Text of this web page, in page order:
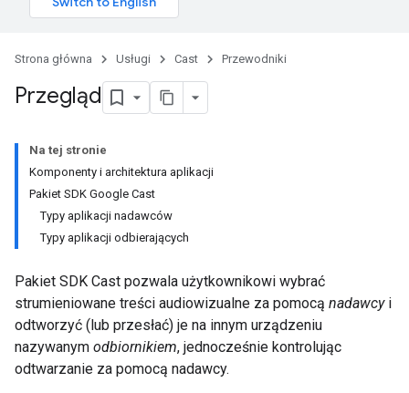
Strona główna Usługi Cast Przewodniki
Przegląd
Na tej stronie
Komponenty i architektura aplikacji
Pakiet SDK Google Cast
Typy aplikacji nadawców
Typy aplikacji odbierających
Pakiet SDK Cast pozwala użytkownikowi wybrać
strumieniowane treści audiowizualne za pomocą nadawcyi
odtworzyć (lub przesłać) je na innym urządzeniu
nazywanym odbiornikiem, jednocześnie kontrolując
odtwarzanie za pomocą nadawcy.